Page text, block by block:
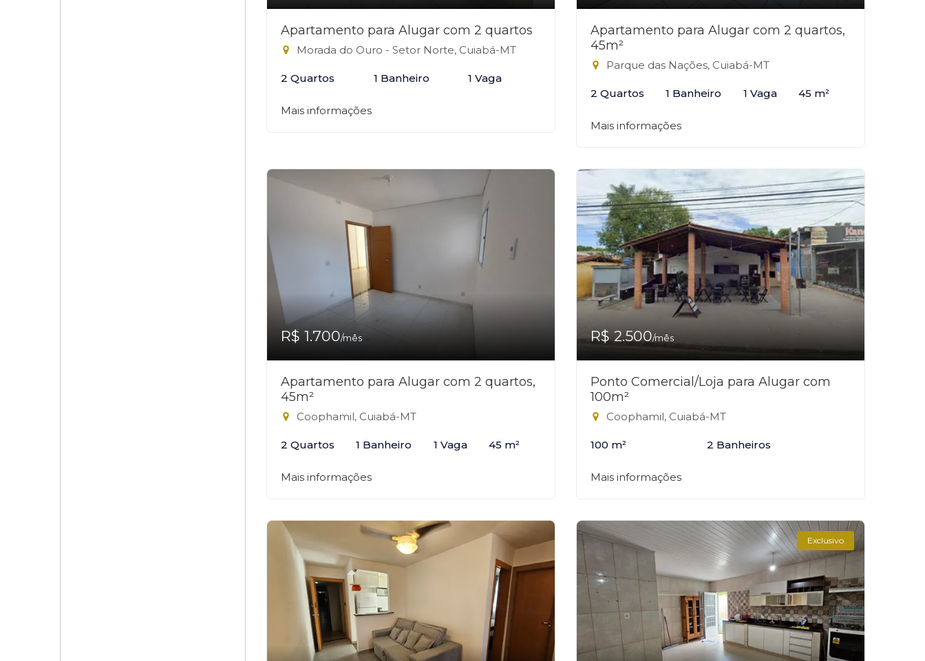
Apartamento para Alugar com 2 quartos
Morada do Ouro - Setor Norte, Cuiabá-MT
2 Quartos 1 Banheiro 1 Vaga
Mais informações
Apartamento para Alugar com 2 quartos,
45m²
Parque das Nações, Cuiabá-MT
2 Quartos 1 Banheiro 1 Vaga 45 m²
Mais informações
R$ 1.700/mês
Apartamento para Alugar com 2 quartos,
45m²
Coophamil, Cuiabá-MT
2 Quartos 1 Banheiro 1 Vaga 45 m²
Mais informações
R$ 2.500/mês
Ponto Comercial/Loja para Alugar com
100m²
Coophamil, Cuiabá-MT
100 m² 2 Banheiros
Mais informações
Exclusivo